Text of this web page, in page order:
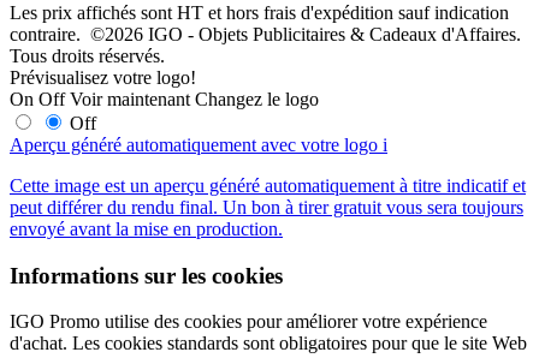
Les prix affichés sont HT et hors frais d'expédition sauf indication
contraire. ©2026 IGO - Objets Publicitaires & Cadeaux d'Affaires.
Tous droits réservés.
Prévisualisez votre logo!
On Off Voir maintenant Changez le logo
Off
Aperçu généré automatiquement avec votre logo i
Cette image est un aperçu généré automatiquement à titre indicatif et
peut différer du rendu final. Un bon à tirer gratuit vous sera toujours
envoyé avant la mise en production.
Informations sur les cookies
IGO Promo utilise des cookies pour améliorer votre expérience
d'achat. Les cookies standards sont obligatoires pour que le site Web